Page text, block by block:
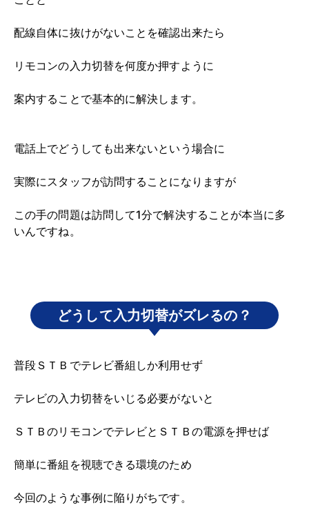
配線自体に抜けがないことを確認出来たら
リモコンの入力切替を何度か押すように
案内することで基本的に解決します。
電話上でどうしても出来ないという場合に
実際にスタッフが訪問することになりますが
この手の問題は訪問して1分で解決することが本当に多
いんですね。
どうして入力切替がズレるの？
普段ＳＴＢでテレビ番組しか利用せず
テレビの入力切替をいじる必要がないと
ＳＴＢのリモコンでテレビとＳＴＢの電源を押せば
簡単に番組を視聴できる環境のため
今回のような事例に陥りがちです。